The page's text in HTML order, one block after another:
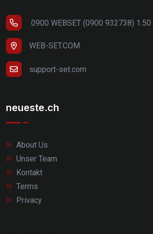
0900 WEBSET (0900 932738)
WEB-SET.COM
support-set.com
neueste.ch
About Us
Unser Team
Kontakt
Terms
Privacy